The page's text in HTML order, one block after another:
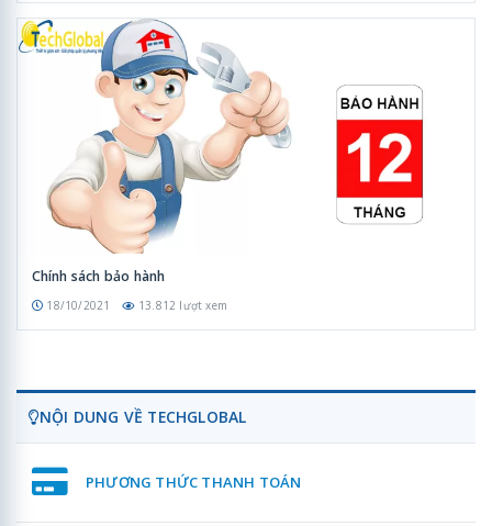
Chính sách bảo hành
18/10/2021 13.812 lượt xem
NỘI DUNG VỀ TECHGLOBAL
PHƯƠNG THỨC THANH TOÁN